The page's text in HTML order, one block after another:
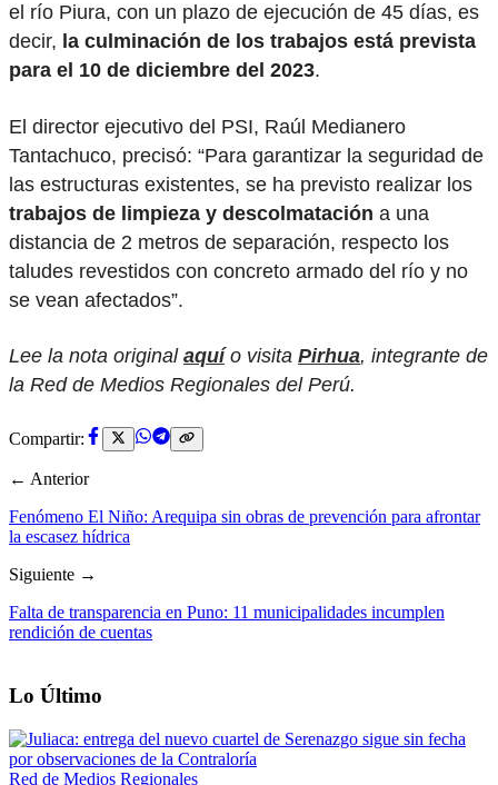
el río Piura, con un plazo de ejecución de 45 días, es
decir, la culminación de los trabajos está prevista
para el 10 de diciembre del 2023.
El director ejecutivo del PSI, Raúl Medianero
Tantachuco, precisó: “Para garantizar la seguridad de
las estructuras existentes, se ha previsto realizar los
trabajos de limpieza y descolmatación a una
distancia de 2 metros de separación, respecto los
taludes revestidos con concreto armado del río y no
se vean afectados”.
Lee la nota original aquío visita Pirhua, integrante de
la Red de Medios Regionales del Perú.
Compartir:
← Anterior
Fenómeno El Niño: Arequipa sin obras de prevención para afrontar
la escasez hídrica
Siguiente →
Falta de transparencia en Puno: 11 municipalidades incumplen
rendición de cuentas
Lo Último
Red de Medios Regionales